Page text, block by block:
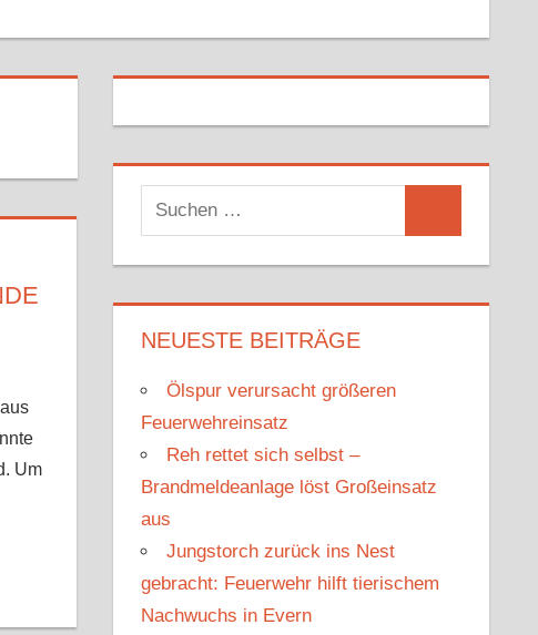
Um
u
c
h
e
n
a
c
h
:
NEUESTE BEITRÄGE
Ölspur verursacht größeren
Feuerwehreinsatz
Reh rettet sich selbst –
Brandmeldeanlage löst Großeinsatz
aus
Jungstorch zurück ins Nest
gebracht: Feuerwehr hilft tierischem
Nachwuchs in Evern